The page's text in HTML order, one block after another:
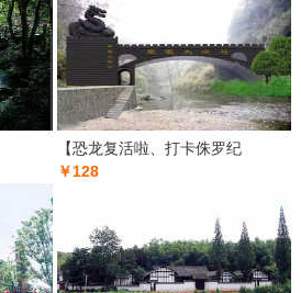
【恐龙复活啦、打卡侏罗纪
￥128